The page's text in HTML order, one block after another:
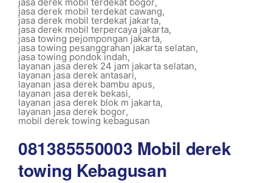
jasa derek mobil terdekat cawang,
jasa derek mobil terdekat jakarta,
jasa derek mobil terpercaya jakarta,
jasa towing pejompongan jakarta,
jasa towing pesanggrahan jakarta selatan,
jasa towing pondok indah,
layanan jasa derek 24 jam jakarta selatan,
layanan jasa derek antasari,
layanan jasa derek bambu apus,
layanan jasa derek bekasi,
layanan jasa derek blok m jakarta,
layanan jasa derek bogor,
mobil derek towing kebagusan
081385550003 Mobil derek
towing Kebagusan